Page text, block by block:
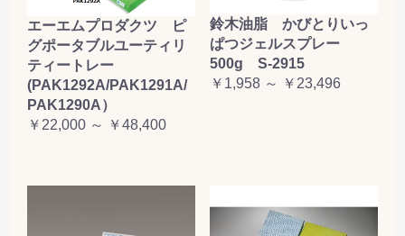
エーエムプロダクツ ピ
グポータブルユーティリ
ティートレー
(PAK1292A/PAK1291A/
PAK1290A）
￥22,000 ～ ￥48,400
鈴木油脂 かびとりいっ
ぱつジェルスプレー
500g S-2915
￥1,958 ～ ￥23,496